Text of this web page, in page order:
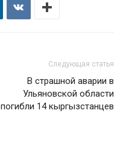
Следующая статья
В страшной аварии в
Ульяновской области
погибли 14 кыргызстанцев